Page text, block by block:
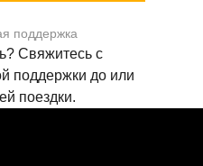
поддержка
Свяжитесь с
поддержки до или
поездки.